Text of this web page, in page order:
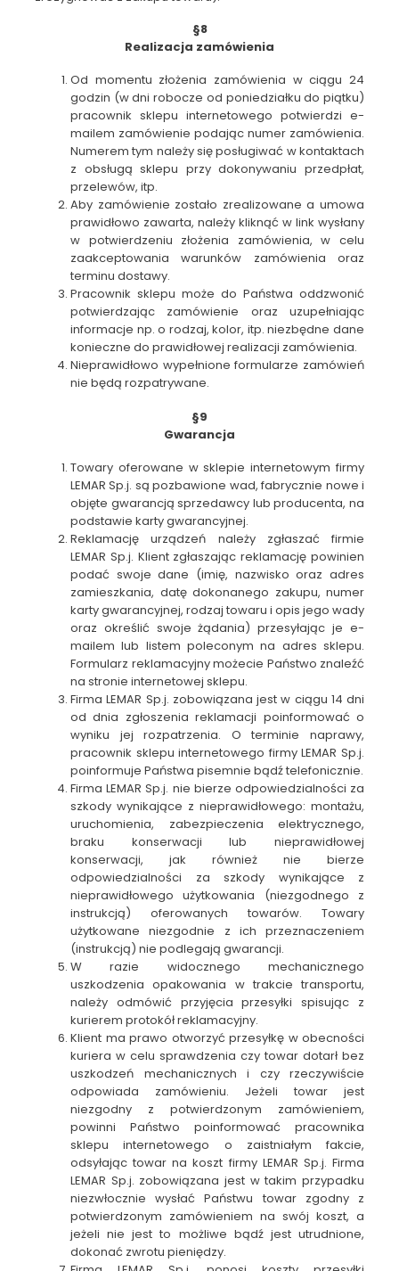
§8
Realizacja zamówienia
Od momentu złożenia zamówienia w ciągu 24
godzin (w dni robocze od poniedziałku do piątku)
pracownik sklepu internetowego potwierdzi e-
mailem zamówienie podając numer zamówienia.
Numerem tym należy się posługiwać w kontaktach
z obsługą sklepu przy dokonywaniu przedpłat,
przelewów, itp.
Aby zamówienie zostało zrealizowane a umowa
prawidłowo zawarta, należy kliknąć w link wysłany
w potwierdzeniu złożenia zamówienia, w celu
zaakceptowania warunków zamówienia oraz
terminu dostawy.
Pracownik sklepu może do Państwa oddzwonić
potwierdzając zamówienie oraz uzupełniając
informacje np. o rodzaj, kolor, itp. niezbędne dane
konieczne do prawidłowej realizacji zamówienia.
Nieprawidłowo wypełnione formularze zamówień
nie będą rozpatrywane.
§9
Gwarancja
Towary oferowane w sklepie internetowym firmy
LEMAR Sp.j. są pozbawione wad, fabrycznie nowe i
objęte gwarancją sprzedawcy lub producenta, na
podstawie karty gwarancyjnej.
Reklamację urządzeń należy zgłaszać firmie
LEMAR Sp.j. Klient zgłaszając reklamację powinien
podać swoje dane (imię, nazwisko oraz adres
zamieszkania, datę dokonanego zakupu, numer
karty gwarancyjnej, rodzaj towaru i opis jego wady
oraz określić swoje żądania) przesyłając je e-
mailem lub listem poleconym na adres sklepu.
Formularz reklamacyjny możecie Państwo znaleźć
na stronie internetowej sklepu.
Firma LEMAR Sp.j. zobowiązana jest w ciągu 14 dni
od dnia zgłoszenia reklamacji poinformować o
wyniku jej rozpatrzenia. O terminie naprawy,
pracownik sklepu internetowego firmy LEMAR Sp.j.
poinformuje Państwa pisemnie bądź telefonicznie.
Firma LEMAR Sp.j. nie bierze odpowiedzialności za
szkody wynikające z nieprawidłowego: montażu,
uruchomienia, zabezpieczenia elektrycznego,
braku konserwacji lub nieprawidłowej
konserwacji, jak również nie bierze
odpowiedzialności za szkody wynikające z
nieprawidłowego użytkowania (niezgodnego z
instrukcją) oferowanych towarów. Towary
użytkowane niezgodnie z ich przeznaczeniem
(instrukcją) nie podlegają gwarancji.
W razie widocznego mechanicznego
uszkodzenia opakowania w trakcie transportu,
należy odmówić przyjęcia przesyłki spisując z
kurierem protokół reklamacyjny.
Klient ma prawo otworzyć przesyłkę w obecności
kuriera w celu sprawdzenia czy towar dotarł bez
uszkodzeń mechanicznych i czy rzeczywiście
odpowiada zamówieniu. Jeżeli towar jest
niezgodny z potwierdzonym zamówieniem,
powinni Państwo poinformować pracownika
sklepu internetowego o zaistniałym fakcie,
odsyłając towar na koszt firmy LEMAR Sp.j. Firma
LEMAR Sp.j. zobowiązana jest w takim przypadku
niezwłocznie wysłać Państwu towar zgodny z
potwierdzonym zamówieniem na swój koszt, a
jeżeli nie jest to możliwe bądź jest utrudnione,
dokonać zwrotu pieniędzy.